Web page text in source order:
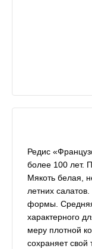
Редис
более 100 лет.
Мякоть белая,
летних
формы.
характерного
меру плотной
сохраняет